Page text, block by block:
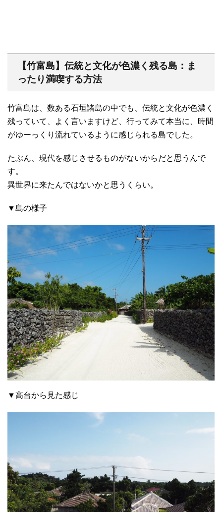
【竹富島】伝統と文化が色濃く残る島：ま
ったり満喫する方法
竹富島は、数ある石垣諸島の中でも、伝統と文化が色濃く
残っていて、よく言いますけど、行ってみて本当に、時間
がゆーっくり流れているように感じられる島でした。
たぶん、現代を感じさせるものがないからだと思うんで
す。
異世界に来たんではないかと思うくらい。
▼島の様子
▼高台から見た感じ